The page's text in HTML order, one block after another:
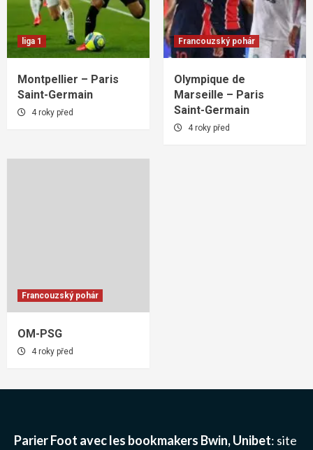
liga 1
Montpellier – Paris
Saint-Germain
4 roky před
Francouzský pohár
Olympique de
Marseille – Paris
Saint-Germain
4 roky před
Francouzský pohár
OM-PSG
4 roky před
Parier Foot avec les bookmakers Bwin, Unibet: site